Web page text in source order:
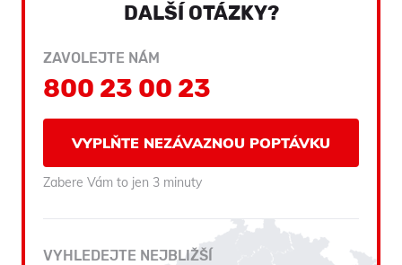
DALŠÍ OTÁZKY?
ZAVOLEJTE NÁM
800 23 00 23
VYPLŇTE NEZÁVAZNOU POPTÁVKU
Zabere Vám to jen 3 minuty
VYHLEDEJTE NEJBLIŽŠÍ